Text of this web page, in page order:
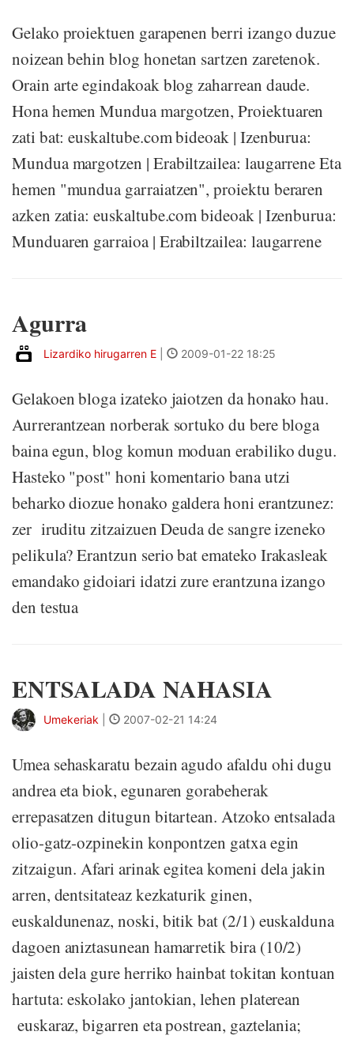
Gelako proiektuen garapenen berri izango duzue
noizean behin blog honetan sartzen zaretenok.
Orain arte egindakoak blog zaharrean daude.
Hona hemen Mundua margotzen, Proiektuaren
zati bat: euskaltube.com bideoak | Izenburua:
Mundua margotzen | Erabiltzailea: laugarrene Eta
hemen "mundua garraiatzen", proiektu beraren
azken zatia: euskaltube.com bideoak | Izenburua:
Munduaren garraioa | Erabiltzailea: laugarrene
Agurra
Lizardiko hirugarren E 2009-01-22 18:25
Gelakoen bloga izateko jaiotzen da honako hau.
Aurrerantzean norberak sortuko du bere bloga
baina egun, blog komun moduan erabiliko dugu.
Hasteko "post" honi komentario bana utzi
beharko diozue honako galdera honi erantzunez:
zer iruditu zitzaizuen Deuda de sangre izeneko
pelikula? Erantzun serio bat emateko Irakasleak
emandako gidoiari idatzi zure erantzuna izango
den testua
ENTSALADA NAHASIA
Umekeriak 2007-02-21 14:24
Umea sehaskaratu bezain agudo afaldu ohi dugu
andrea eta biok, egunaren gorabeherak
errepasatzen ditugun bitartean. Atzoko entsalada
olio-gatz-ozpinekin konpontzen gatxa egin
zitzaigun. Afari arinak egitea komeni dela jakin
arren, dentsitateaz kezkaturik ginen,
euskaldunenaz, noski, bitik bat (2/1) euskalduna
dagoen aniztasunean hamarretik bira (10/2)
jaisten dela gure herriko hainbat tokitan kontuan
hartuta: eskolako jantokian, lehen platerean
euskaraz, bigarren eta postrean, gaztelania;